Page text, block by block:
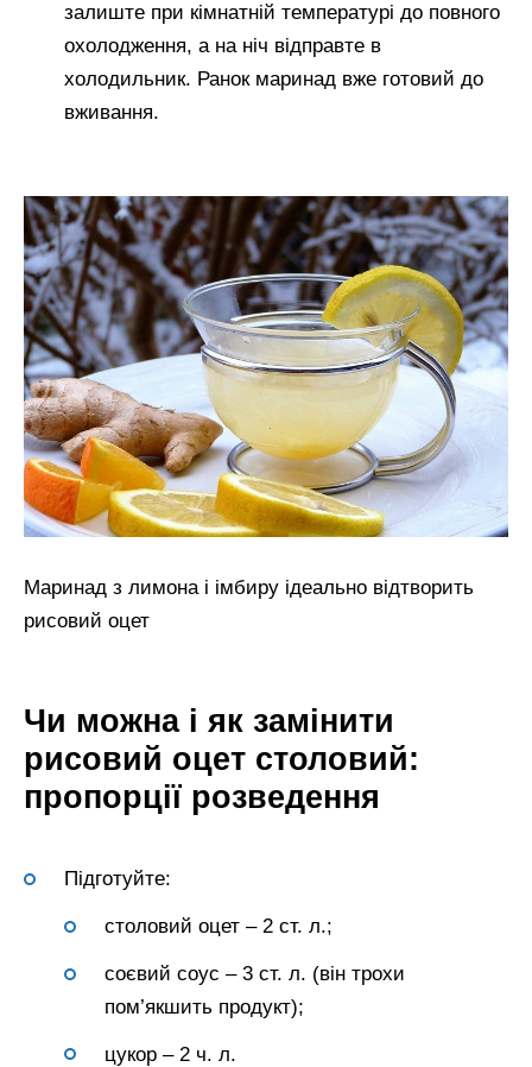
залиште при кімнатній температурі до повного
охолодження, а на ніч відправте в
холодильник. Ранок маринад вже готовий до
вживання.
Маринад з лимона і імбиру ідеально відтворить
рисовий оцет
Чи можна і як замінити
рисовий оцет столовий:
пропорції розведення
Підготуйте:
столовий оцет – 2 ст. л.;
соєвий соус – 3 ст. л. (він трохи
пом’якшить продукт);
цукор – 2 ч. л.